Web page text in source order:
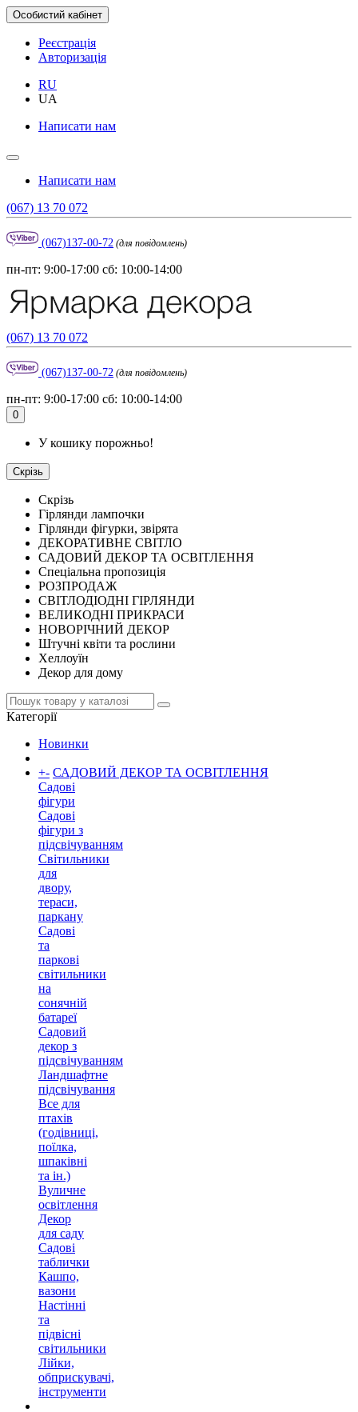
Особистий кабінет
Реєстрація
Авторизація
RU
UA
Написати нам
Написати нам
(067) 13 70 072
(067)137-00-72 (для повідомлень)
пн-пт: 9:00-17:00 сб: 10:00-14:00
(067) 13 70 072
(067)137-00-72 (для повідомлень)
пн-пт: 9:00-17:00 сб: 10:00-14:00
0
У кошику порожньо!
Скрізь
Скрізь
Гірлянди лампочки
Гірлянди фігурки, звірята
ДЕКОРАТИВНЕ СВІТЛО
САДОВИЙ ДЕКОР ТА ОСВІТЛЕННЯ
Спеціальна пропозиція
РОЗПРОДАЖ
СВІТЛОДІОДНІ ГІРЛЯНДИ
ВЕЛИКОДНІ ПРИКРАСИ
НОВОРІЧНИЙ ДЕКОР
Штучні квіти та рослини
Хеллоуїн
Декор для дому
Категорії
Новинки
+- САДОВИЙ ДЕКОР ТА ОСВІТЛЕННЯ
Садові
фігури
Садові
фігури з
підсвічуванням
Світильники
для
двору,
тераси,
паркану
Садові
та
паркові
світильники
на
сонячній
батареї
Садовий
декор з
підсвічуванням
Ландшафтне
підсвічування
Все для
птахів
(годівниці,
поїлка,
шпаківні
та ін.)
Вуличне
освітлення
Декор
для саду
Садові
таблички
Кашпо,
вазони
Настінні
та
підвісні
світильники
Лійки,
обприскувачі,
інструменти